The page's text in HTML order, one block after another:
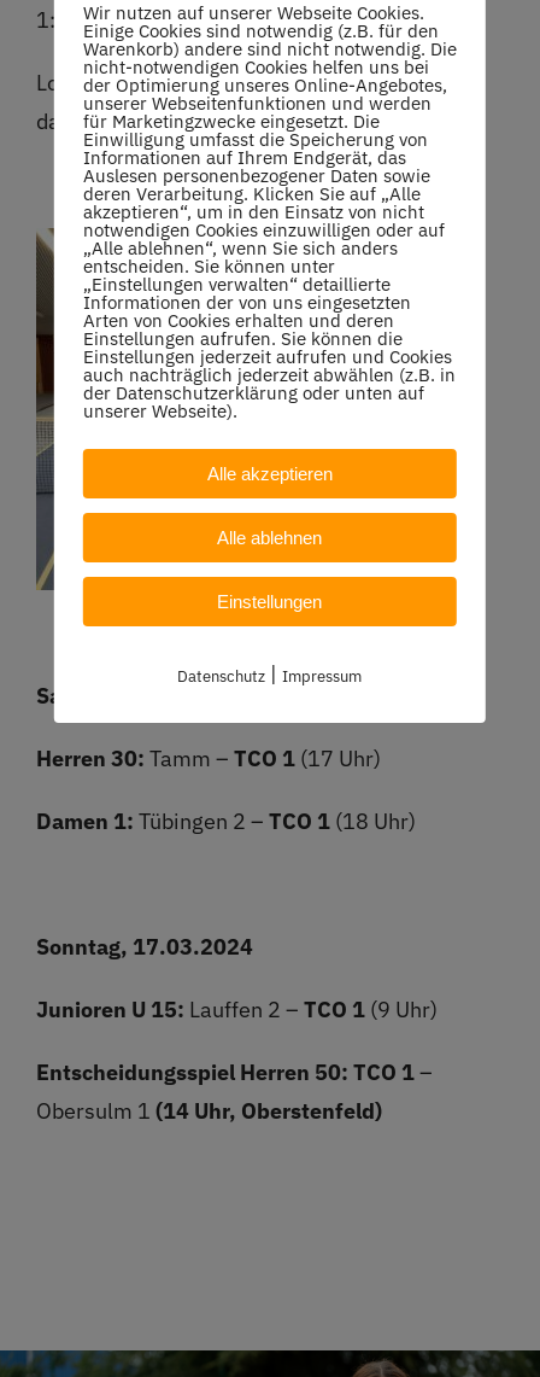
1:5 leider verloren.
Lorena und Sophie haben aber noch verdient
das Doppel mit 6:4, 6:4 gewonnen.
Samstag, 16.03.2024
Herren 30: Tamm – TCO 1(17 Uhr)
Damen 1: Tübingen 2 – TCO 1(18 Uhr)
Sonntag, 17.03.2024
Junioren U 15: Lauffen 2 – TCO 1(9 Uhr)
Entscheidungsspiel Herren 50: TCO 1–
Obersulm 1 (14 Uhr, Oberstenfeld)
Wir nutzen auf unserer Webseite Cookies.
Einige Cookies sind notwendig (z.B. für den
Warenkorb) andere sind nicht notwendig. Die
nicht-notwendigen Cookies helfen uns bei
der Optimierung unseres Online-Angebotes,
unserer Webseitenfunktionen und werden
für Marketingzwecke eingesetzt. Die
Einwilligung umfasst die Speicherung von
Informationen auf Ihrem Endgerät, das
Auslesen personenbezogener Daten sowie
deren Verarbeitung. Klicken Sie auf „Alle
akzeptieren“, um in den Einsatz von nicht
notwendigen Cookies einzuwilligen oder auf
„Alle ablehnen“, wenn Sie sich anders
entscheiden. Sie können unter
„Einstellungen verwalten“ detaillierte
Informationen der von uns eingesetzten
Arten von Cookies erhalten und deren
Einstellungen aufrufen. Sie können die
Einstellungen jederzeit aufrufen und Cookies
auch nachträglich jederzeit abwählen (z.B. in
der Datenschutzerklärung oder unten auf
unserer Webseite).
Alle akzeptieren
Alle ablehnen
Einstellungen
Datenschutz |Impressum